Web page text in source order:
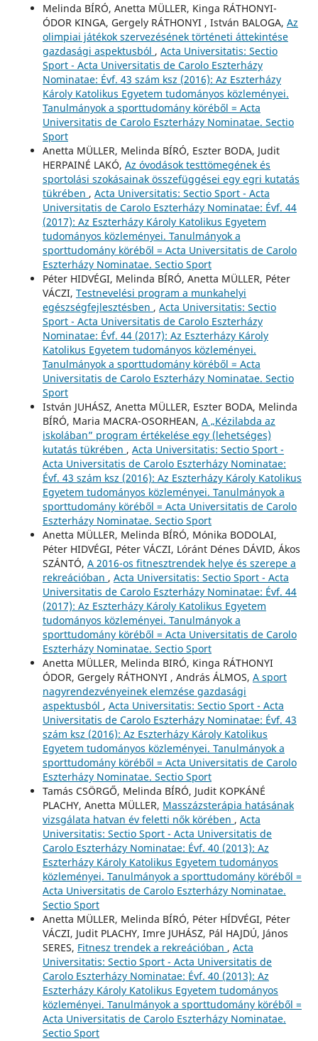
Melinda BÍRÓ, Anetta MÜLLER, Kinga RÁTHONYI-
ÓDOR KINGA, Gergely RÁTHONYI , István BALOGA, Az
olimpiai játékok szervezésének történeti áttekintése
gazdasági aspektusból , Acta Universitatis: Sectio
Sport - Acta Universitatis de Carolo Eszterházy
Nominatae: Évf. 43 szám ksz (2016): Az Eszterházy
Károly Katolikus Egyetem tudományos közleményei.
Tanulmányok a sporttudomány köréből = Acta
Universitatis de Carolo Eszterházy Nominatae. Sectio
Sport
Anetta MÜLLER, Melinda BÍRÓ, Eszter BODA, Judit
HERPAINÉ LAKÓ, Az óvodások testtömegének és
sportolási szokásainak összefüggései egy egri kutatás
tükrében , Acta Universitatis: Sectio Sport - Acta
Universitatis de Carolo Eszterházy Nominatae: Évf. 44
(2017): Az Eszterházy Károly Katolikus Egyetem
tudományos közleményei. Tanulmányok a
sporttudomány köréből = Acta Universitatis de Carolo
Eszterházy Nominatae. Sectio Sport
Péter HIDVÉGI, Melinda BÍRÓ, Anetta MÜLLER, Péter
VÁCZI, Testnevelési program a munkahelyi
egészségfejlesztésben , Acta Universitatis: Sectio
Sport - Acta Universitatis de Carolo Eszterházy
Nominatae: Évf. 44 (2017): Az Eszterházy Károly
Katolikus Egyetem tudományos közleményei.
Tanulmányok a sporttudomány köréből = Acta
Universitatis de Carolo Eszterházy Nominatae. Sectio
Sport
István JUHÁSZ, Anetta MÜLLER, Eszter BODA, Melinda
BÍRÓ, Maria MACRA-OSORHEAN, A „Kézilabda az
iskolában” program értékelése egy (lehetséges)
kutatás tükrében , Acta Universitatis: Sectio Sport -
Acta Universitatis de Carolo Eszterházy Nominatae:
Évf. 43 szám ksz (2016): Az Eszterházy Károly Katolikus
Egyetem tudományos közleményei. Tanulmányok a
sporttudomány köréből = Acta Universitatis de Carolo
Eszterházy Nominatae. Sectio Sport
Anetta MÜLLER, Melinda BÍRÓ, Mónika BODOLAI,
Péter HIDVÉGI, Péter VÁCZI, Lóránt Dénes DÁVID, Ákos
SZÁNTÓ, A 2016-os fitnesztrendek helye és szerepe a
rekreációban , Acta Universitatis: Sectio Sport - Acta
Universitatis de Carolo Eszterházy Nominatae: Évf. 44
(2017): Az Eszterházy Károly Katolikus Egyetem
tudományos közleményei. Tanulmányok a
sporttudomány köréből = Acta Universitatis de Carolo
Eszterházy Nominatae. Sectio Sport
Anetta MÜLLER, Melinda BIRÓ, Kinga RÁTHONYI
ÓDOR, Gergely RÁTHONYI , András ÁLMOS, A sport
nagyrendezvényeinek elemzése gazdasági
aspektusból , Acta Universitatis: Sectio Sport - Acta
Universitatis de Carolo Eszterházy Nominatae: Évf. 43
szám ksz (2016): Az Eszterházy Károly Katolikus
Egyetem tudományos közleményei. Tanulmányok a
sporttudomány köréből = Acta Universitatis de Carolo
Eszterházy Nominatae. Sectio Sport
Tamás CSÖRGŐ, Melinda BÍRÓ, Judit KOPKÁNÉ
PLACHY, Anetta MÜLLER, Masszázsterápia hatásának
vizsgálata hatvan év feletti nők körében , Acta
Universitatis: Sectio Sport - Acta Universitatis de
Carolo Eszterházy Nominatae: Évf. 40 (2013): Az
Eszterházy Károly Katolikus Egyetem tudományos
közleményei. Tanulmányok a sporttudomány köréből =
Acta Universitatis de Carolo Eszterházy Nominatae.
Sectio Sport
Anetta MÜLLER, Melinda BÍRÓ, Péter HÍDVÉGI, Péter
VÁCZI, Judit PLACHY, Imre JUHÁSZ, Pál HAJDÚ, János
SERES, Fitnesz trendek a rekreációban , Acta
Universitatis: Sectio Sport - Acta Universitatis de
Carolo Eszterházy Nominatae: Évf. 40 (2013): Az
Eszterházy Károly Katolikus Egyetem tudományos
közleményei. Tanulmányok a sporttudomány köréből =
Acta Universitatis de Carolo Eszterházy Nominatae.
Sectio Sport